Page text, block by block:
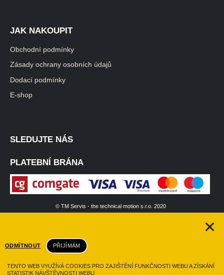
PLATEBNÍ BRÁNA
JAK NAKOUPIT
SLEDUJTE NÁS
Obchodní podmínky
Zásady ochrany osobních údajů
Dodací podmínky
E-shop
© TM Servis - the technical motion s.r.o. 2020
TENTO WEB VYUŽÍVÁ COOKIES PRO ZAJIŠTĚNÍ FUNKČNOSTI WEBU A ZÍSKÁNÍ
STATISTIK NÁVŠTĚVNOSTI WEBU.
ODMÍTNOUT PŘIJÍMÁM